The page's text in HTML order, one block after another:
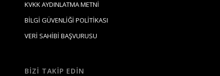
KVKK AYDINLATMA METNİ
BİLGİ GÜVENLİĞİ POLİTİKASI
VERİ SAHİBİ BAŞVURUSU
BIZI TAKIP EDIN